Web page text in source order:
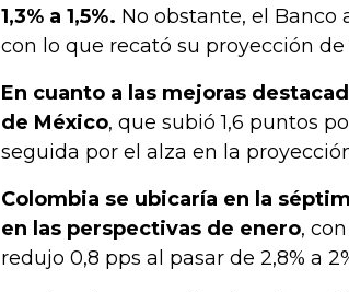
1,3% a 1,5%. No obstante, el Banco
con lo que recató su proyección de
En cuanto a las mejoras
de México, que subió 1,6 puntos
seguida por el alza en la
Colombia se ubicaría en la
en las perspectivas de enero,
redujo 0,8 pps al pasar de 2,8% a